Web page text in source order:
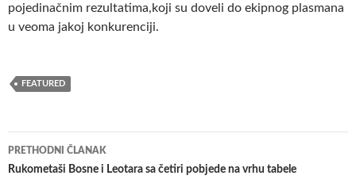
pojedinačnim rezultatima,koji su doveli do ekipnog plasmana
u veoma jakoj konkurenciji.
FEATURED
Navigacija
članaka
PRETHODNI ČLANAK
Rukometaši Bosne i Leotara sa četiri pobjede na vrhu tabele